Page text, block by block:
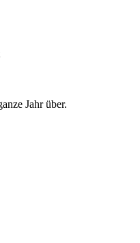
Jahr über.